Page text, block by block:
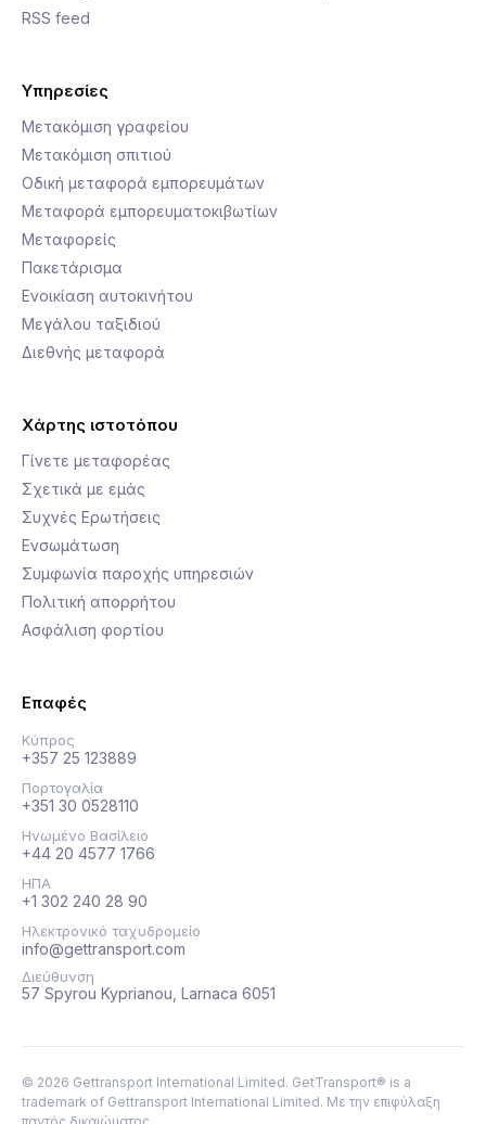
RSS feed
Υπηρεσίες
Μετακόμιση γραφείου
Μετακόμιση σπιτιού
Οδική μεταφορά εμπορευμάτων
Μεταφορά εμπορευματοκιβωτίων
Μεταφορείς
Πακετάρισμα
Ενοικίαση αυτοκινήτου
Μεγάλου ταξιδιού
Διεθνής μεταφορά
Χάρτης ιστοτόπου
Γίνετε μεταφορέας
Σχετικά με εμάς
Συχνές Ερωτήσεις
Ενσωμάτωση
Συμφωνία παροχής υπηρεσιών
Πολιτική απορρήτου
Ασφάλιση φορτίου
Επαφές
Κύπρος
+357 25 123889
Πορτογαλία
+351 30 0528110
Ηνωμένο Βασίλειο
+44 20 4577 1766
ΗΠΑ
+1 302 240 28 90
Ηλεκτρονικό ταχυδρομείο
info@gettransport.com
Διεύθυνση
57 Spyrou Kyprianou, Larnaca 6051
© 2026 Gettransport International Limited. GetTransport® is a
trademark of Gettransport International Limited. Με την επιφύλαξη